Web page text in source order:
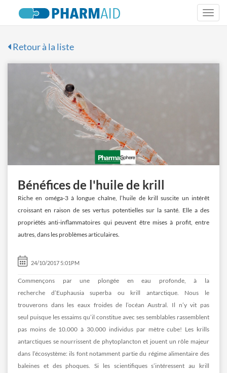
Retour à la liste
Bénéfices de l'huile de krill
Riche en oméga-3 à longue chaîne, l’huile de krill suscite un intérêt
croissant en raison de ses vertus potentielles sur la santé. Elle a des
propriétés anti-inflammatoires qui peuvent être mises à profit, entre
autres, dans les problèmes articulaires.
24/10/2017 5:01PM
Commençons par une plongée en eau profonde, à la
recherche d’Euphausia superba ou krill antarctique. Nous le
trouverons dans les eaux froides de l’océan Austral. Il n’y vit pas
seul puisque les essaims qu’il constitue avec ses semblables rassemblent
pas moins de 10.000 à 30.000 individus par mètre cube! Les krills
antarctiques se nourrissent de phytoplancton et jouent un rôle majeur
dans l’écosystème: ils font notamment partie du régime alimentaire des
baleines et des phoques. Si les scientifiques s’intéressent au krill